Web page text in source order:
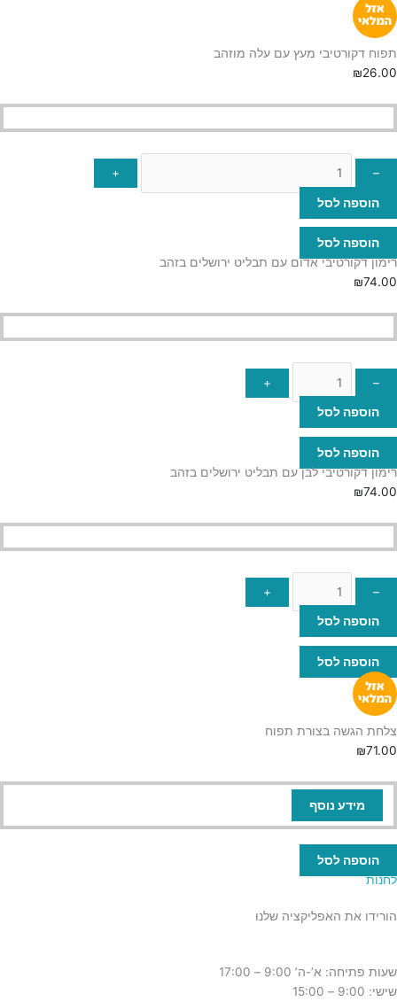
תפוח דקורטיבי מעץ עם עלה מוזהב
₪26.00
–
+
הוספה לסל
הוספה לסל
רימון דקורטיבי אדום עם תבליט ירושלים בזהב
₪74.00
–
+
הוספה לסל
הוספה לסל
רימון דקורטיבי לבן עם תבליט ירושלים בזהב
₪74.00
–
+
הוספה לסל
הוספה לסל
צלחת הגשה בצורת תפוח
₪71.00
מידע נוסף
הוספה לסל
לחנות
הורידו את האפליקציה שלנו
שעות פתיחה: א’-ה’ 9:00 – 17:00
שישי: 9:00 – 15:00